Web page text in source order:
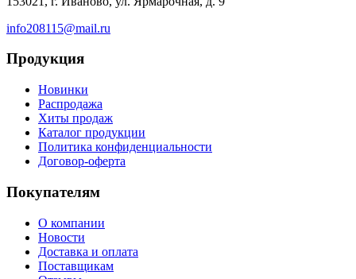
info208115@mail.ru
Продукция
Новинки
Распродажа
Хиты продаж
Каталог продукции
Политика конфиденциальности
Договор-оферта
Покупателям
О компании
Новости
Доставка и оплата
Поставщикам